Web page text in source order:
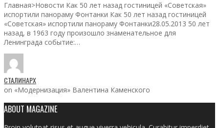
Главная>Новости Как 50 лет назад гостиницей «Советская»
испортили панораму Фонтанки Как 50 лет назад гостиницей
«Советская» испортили панораму Фонтанки28.05.2013 50 лет
назад, в 1963 году произошло знаменательное для
Ленинграда событие:…
СТАЛИНАРХ
on «Модернизация» Валентина Каменского
ABOUT MAGAZINE